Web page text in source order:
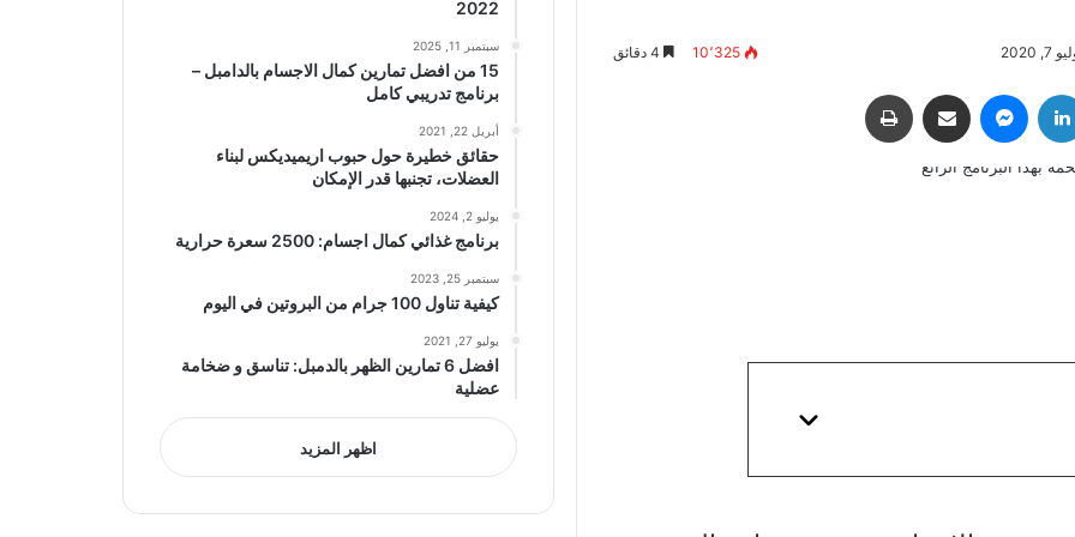
10٬325
لينكدإن ماسنجر مشاركة عبر البريد
2022
سبتمبر 11, 2025
15 من افضل تمارين كمال الاجسام بالدامبل –
برنامج تدريبي كامل
أبريل 22, 2021
حقائق خطيرة حول حبوب اريميديكس لبناء
العضلات، تجنبها قدر الإمكان
يوليو 2, 2024
برنامج غذائي كمال اجسام: 2500 سعرة حرارية
سبتمبر 25, 2023
كيفية تناول 100 جرام من البروتين في اليوم
يوليو 27, 2021
افضل 6 تمارين الظهر بالدمبل: تناسق و ضخامة
عضلية
اظهر المزيد